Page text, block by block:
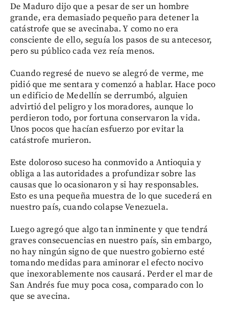
De Maduro dijo que a pesar de ser un hombre
grande, era demasiado pequeño para detener la
catástrofe que se avecinaba. Y como no era
consciente de ello, seguía los pasos de su antecesor,
pero su público cada vez reía menos.
Cuando regresé de nuevo se alegró de verme, me
pidió que me sentara y comenzó a hablar. Hace poco
un edificio de Medellín se derrumbó, alguien
advirtió del peligro y los moradores, aunque lo
perdieron todo, por fortuna conservaron la vida.
Unos pocos que hacían esfuerzo por evitar la
catástrofe murieron.
Este doloroso suceso ha conmovido a Antioquia y
obliga a las autoridades a profundizar sobre las
causas que lo ocasionaron y si hay responsables.
Esto es una pequeña muestra de lo que sucederá en
nuestro país, cuando colapse Venezuela.
Luego agregó que algo tan inminente y que tendrá
graves consecuencias en nuestro país, sin embargo,
no hay ningún signo de que nuestro gobierno esté
tomando medidas para aminorar el efecto nocivo
que inexorablemente nos causará. Perder el mar de
San Andrés fue muy poca cosa, comparado con lo
que se avecina.